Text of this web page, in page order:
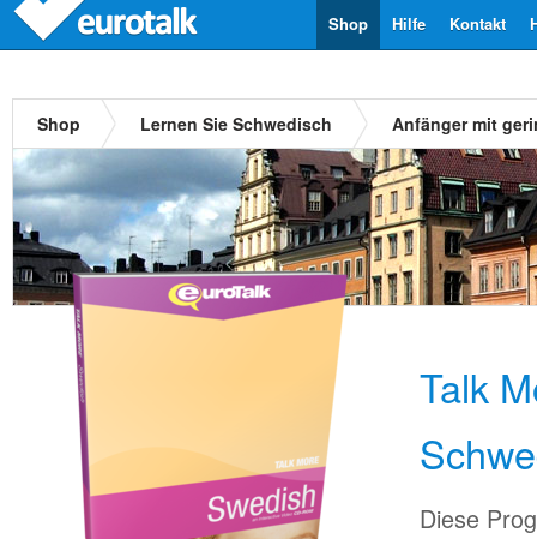
Kontakt
Hilfe
Shop
Shop Lernen Sie Schwedisch Anfänger mit
Talk
Diese